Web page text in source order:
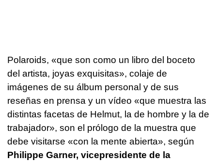
Polaroids, «que son como un libro del boceto
del artista, joyas exquisitas», colaje de
imágenes de su álbum personal y de sus
reseñas en prensa y un vídeo «que muestra las
distintas facetas de Helmut, la de hombre y la de
trabajador», son el prólogo de la muestra que
debe visitarse «con la mente abierta», según
Philippe Garner, vicepresidente de la